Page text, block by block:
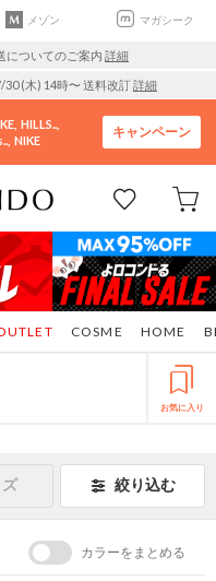
メゾン マガシーク
についてのご案内 詳細
30 (木) 14時〜 送料改訂詳細
HILLS..
NIKE
キャンペーン
COSME HOME
お気に入り
絞り込む
カラーをまとめる